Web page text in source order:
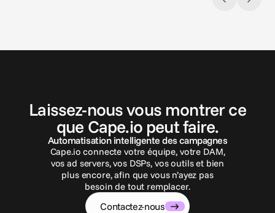
Laissez-nous vous montrer ce
que Cape.io peut faire.
Automatisation intelligente des campagnes
Cape.io connecte votre équipe, votre DAM,
vos ad servers, vos DSPs, vos outils et bien
plus encore, afin que vous n’ayez pas
besoin de tout remplacer.
Contactez-nous